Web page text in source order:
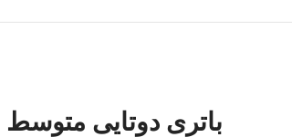
باتری دوتایی متوسط Gigacell Max Power R14 1.5V C